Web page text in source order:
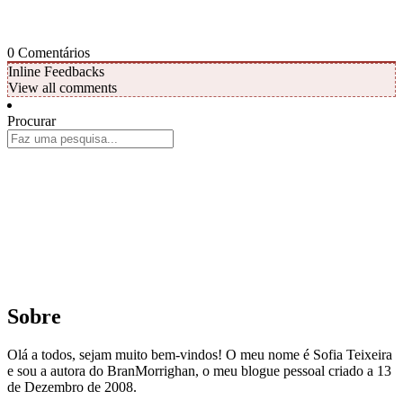
0 Comentários
Inline Feedbacks
View all comments
Procurar
Sobre
Olá a todos, sejam muito bem-vindos! O meu nome é Sofia Teixeira
e sou a autora do BranMorrighan, o meu blogue pessoal criado a 13
de Dezembro de 2008.